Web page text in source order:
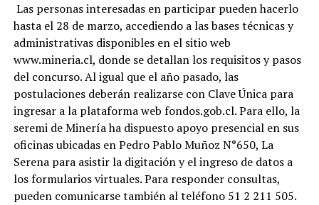
Las personas interesadas en participar pueden hacerlo
hasta el 28 de marzo, accediendo a las bases técnicas y
administrativas disponibles en el sitio web
www.mineria.cl, donde se detallan los requisitos y pasos
del concurso. Al igual que el año pasado, las
postulaciones deberán realizarse con Clave Única para
ingresar a la plataforma web fondos.gob.cl. Para ello, la
seremi de Minería ha dispuesto apoyo presencial en sus
oficinas ubicadas en Pedro Pablo Muñoz N°650, La
Serena para asistir la digitación y el ingreso de datos a
los formularios virtuales. Para responder consultas,
pueden comunicarse también al teléfono 51 2 211 505.